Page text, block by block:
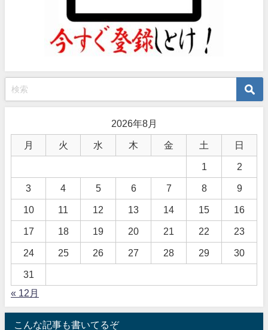
2026年8月
月 火 水 木 金 土 日
1 2
3 4 5 6 7 8 9
10 11 12 13 14 15 16
17 18 19 20 21 22 23
24 25 26 27 28 29 30
31
« 12月
こんな記事も書いてるぞ